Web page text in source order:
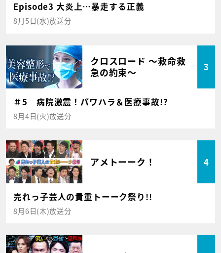
Episode3 大炎上…暴走する正義
8月5日(水)放送分
クロスロード ～救命救
急の約束～
3
＃5 病院激震！パワハラ＆医療事故!?
8月4日(火)放送分
アメトーーク！ 4
売れっ子芸人の貴重トーーク祭り!!
8月6日(木)放送分